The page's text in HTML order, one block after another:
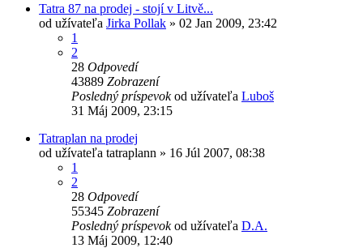
Tatra 87 na prodej - stojí v Litvě...
od užívateľa Jirka Pollak » 02 Jan 2009, 23:42
1
2
28 Odpovedí
43889 Zobrazení
Posledný príspevokod užívateľa Luboš
31 Máj 2009, 23:15
Tatraplan na prodej
od užívateľa tatraplann » 16 Júl 2007, 08:38
1
2
28 Odpovedí
55345 Zobrazení
Posledný príspevokod užívateľa D.A.
13 Máj 2009, 12:40